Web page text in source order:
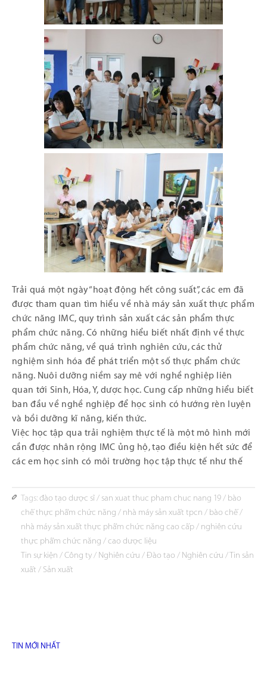
Trải quá một ngày “hoạt động hết công suất”, các em đã
được tham quan tìm hiểu về nhà máy sản xuất thực phẩm
chức năng IMC, quy trình sản xuất các sản phẩm thực
phẩm chức năng. Có những hiểu biết nhất định về thực
phẩm chức năng, về quá trình nghiên cứu, các thử
nghiệm sinh hóa để phát triển một số thực phẩm chức
năng. Nuôi dưỡng niềm say mê với nghề nghiệp liên
quan tới Sinh, Hóa, Y, dược học. Cung cấp những hiểu biết
ban đầu về nghề nghiệp để học sinh có hướng rèn luyện
và bồi dưỡng kĩ năng, kiến thức.
Việc học tập qua trải nghiệm thực tế là một mô hình mới
cần được nhân rộng IMC ủng hộ, tạo điều kiện hết sức để
các em học sinh có môi trường học tập thực tế như thế
Tags:đào tạo dược sĩ/ san xuat thuc pham chuc nang 19/ bào
chế thực phẩm chức năng / nhà máy sản xuất tpcn / bào chế/
nhà máy sản xuất thực phẩm chức năng cao cấp/ nghiên cứu
thực phẩm chức năng /cao dược liệu
Tin sự kiện /Công ty/ Nghiên cứu /Đào tạo / Nghiên cứu /Tin sản
xuất / Sản xuất
TIN MỚI NHẤT